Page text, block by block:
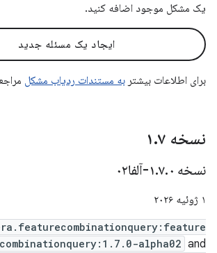
یک مشکل موجود اضافه کنید.
ایجاد یک مسئله جدید
برای اطلاعات بیشتر به مستندات ردیاب مشکل
نسخه ۱ .۷
نسخه ۱ .۷.۰-آلفا۰۲
۱ ژوئیه ۲۰۲۶
combinationquery:1.7.0-alpha02 and